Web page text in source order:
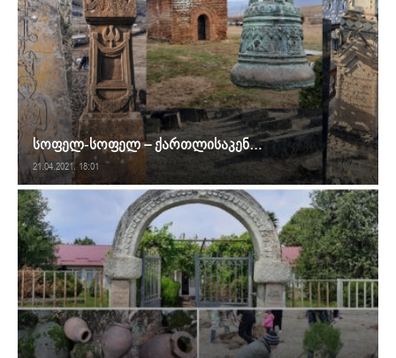
სოფელ-სოფელ – ქართლისაკენ…
21.04.2021. 18:01